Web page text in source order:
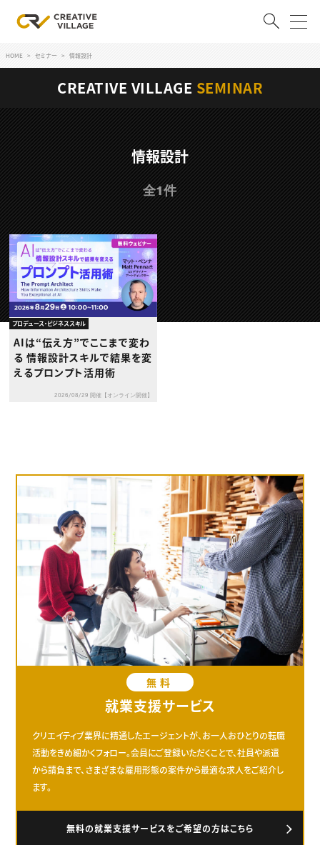
ログイン 会員登録
RECRUIT
クリエイター求人を探す
CREATIVE JOB求人検索
特集求人
採用説明会
転職支援サービス
CONTENTS
スキルアップしたい！
スキルアップしたい！ トップ
デザイン
プログラミング
動画配信・映像制作
編集・ライティング
マーケティング
ディレクション
業界解説・キャリア事情
お役立ち基礎知識
TOP Creator’s コラム
TOP Creator’s コラム トップ
Webクリエイター
アプリクリエイター
ゲームクリエイター
映像クリエイター
マーケッター
クリエイターインタビュー
セミナー
ニュース・トレンド
ニュース・トレンド トップ
プロフェッショナル×つながる×メディア
HOME セミナー 情報設計
CREATIVE VILLAGE SEMINAR
情報設計
全1件
プロデュース・ビジネススキル
AIは“伝え方”でここまで変わ
る 情報設計スキルで結果を変
えるプロンプト活用術
2026/08/29 開催【オンライン開催】
無料
就業支援サービス
クリエイティブ業界に精通したエージェントが、お一人おひとりの転職
活動をきめ細かくフォロー。会員にご登録いただくことで、社員や派遣
から請負まで、さまざまな雇用形態の案件から最適な求人をご紹介し
ます。
無料の就業支援サービスをご希望の方はこちら